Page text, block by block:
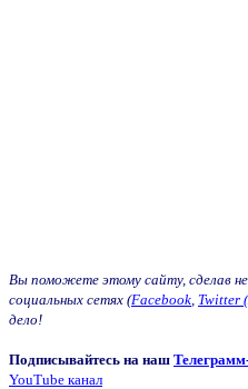
Вы поможете этому сайту, сделав
социальных сетях (Facebook Twitter
дело!
Подписывайтесь на наш
YouTube канал